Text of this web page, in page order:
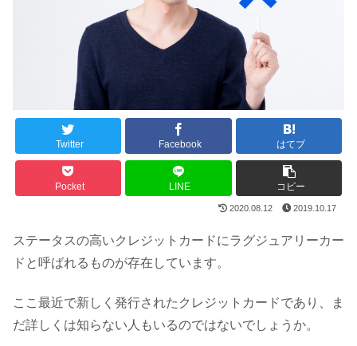
Twitter Facebook はてブ
Pocket LINE コピー
2020.08.12 2019.10.17
ステータスの高いクレジットカードにラグジュアリーカー
ドと呼ばれるものが存在しています。
ここ最近で新しく発行されたクレジットカードであり、ま
だ詳しくは知らない人もいるのではないでしょうか。